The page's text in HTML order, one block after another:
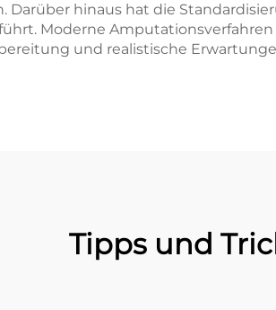
hinaus hat die
Moderne
und realistische
Tipps und